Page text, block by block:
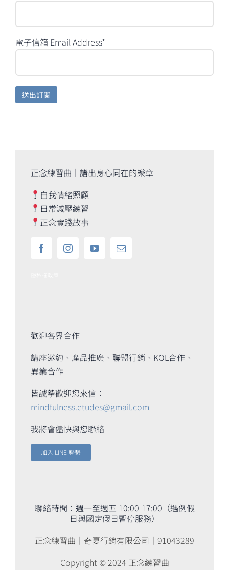
電子信箱 Email Address*
正念練習曲｜譜出身心同在的樂章
自我情緒照顧
日常減壓練習
正念實踐故事
歡迎各界合作
講座邀約、產品推廣、聯盟行銷、KOL合作、
異業合作
皆誠摯歡迎您來信：
mindfulness.etudes@gmail.com
我將會儘快與您聯絡
加入 LINE 聯繫
聯絡時間：週一至週五 10:00-17:00（遇例假
日與國定假日暫停服務）
正念練習曲｜奇夏行銷有限公司｜91043289
Copyright © 2024 正念練習曲